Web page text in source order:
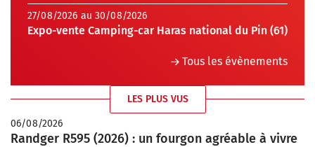
27/08/2026 au 30/08/2026
Expo-vente Camping-car Haras national du Pin (61)
Tous les évènements
LES PLUS VUS
06/08/2026
Randger R595 (2026) : un fourgon agréable à vivre